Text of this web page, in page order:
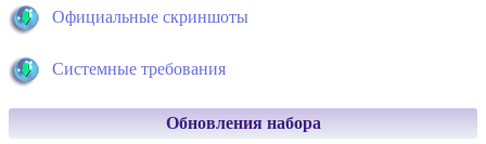
Официальные скриншоты
Системные требования
Обновления набора